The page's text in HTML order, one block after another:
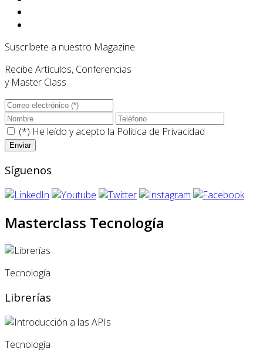
Suscríbete a nuestro Magazine
Recibe Artículos, Conferencias
y Master Class
(*) He leído y acepto la Politica de Privacidad
Síguenos
Masterclass Tecnología
Tecnología
Librerías
Tecnología